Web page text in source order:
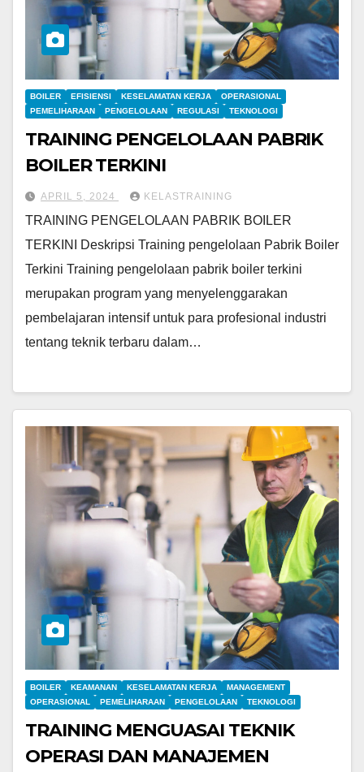
BOILER EFISIENSI KESELAMATAN KERJA
OPERASIONAL
PEMELIHARAAN
PENGELOLAAN REGULASI TEKNOLOGI
TRAINING PENGELOLAAN PABRIK
BOILER TERKINI
APRIL 5, 2024 KELASTRAINING
TRAINING PENGELOLAAN PABRIK BOILER
TERKINI Deskripsi Training pengelolaan Pabrik Boiler
Terkini Training pengelolaan pabrik boiler terkini
merupakan program yang menyelenggarakan
pembelajaran intensif untuk para profesional industri
tentang teknik terbaru dalam…
BOILER KEAMANAN KESELAMATAN KERJA
MANAGEMENT
OPERASIONAL
PEMELIHARAAN PENGELOLAAN TEKNOLOGI
TRAINING MENGUASAI TEKNIK
OPERASI DAN MANAJEMEN